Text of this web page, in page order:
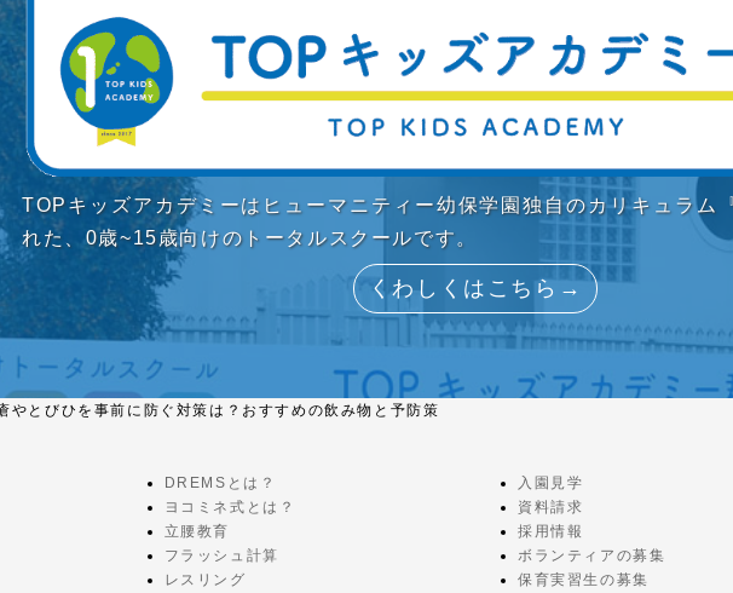
TOPキッズアカデミーはヒューマニティー幼保学園独自のカリキュラム
れた、0歳~15歳向けのトータルスクールです。
くわしくはこちら→
やとびひを事前に防ぐ対策は？おすすめの飲み物と予防策
DREMSとは？
ヨコミネ式とは？
立腰教育
フラッシュ計算
レスリング
入園見学
資料請求
採用情報
ボランティアの募集
保育実習生の募集